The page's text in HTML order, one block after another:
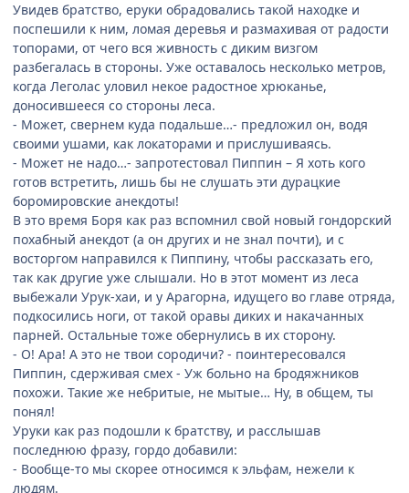
Увидев братство, eруки обрадовались такой находке и
поспешили к ним, ломая деревья и размахивая от радости
топорами, от чего вся живность с диким визгом
разбегалась в стороны. Уже оставалось несколько метров,
когда Леголас уловил некое радостное хрюканье,
доносившееся со стороны леса.
- Может, свернем куда подальше…- предложил он, водя
своими ушами, как локаторами и прислушиваясь.
- Может не надо…- запротестовал Пиппин – Я хоть кого
готов встретить, лишь бы не слушать эти дурацкие
боромировские анекдоты!
В это время Боря как раз вспомнил свой новый гондорский
похабный анекдот (а он других и не знал почти), и с
восторгом направился к Пиппину, чтобы рассказать его,
так как другие уже слышали. Но в этот момент из леса
выбежали Урук-хаи, и у Арагорна, идущего во главе отряда,
подкосились ноги, от такой оравы диких и накачанных
парней. Остальные тоже обернулись в их сторону.
- О! Ара! А это не твои сородичи? - поинтересовался
Пиппин, сдерживая смех - Уж больно на бродяжников
похожи. Такие же небритые, не мытые… Ну, в общем, ты
понял!
Уруки как раз подошли к братству, и расслышав
последнюю фразу, гордо добавили:
- Вообще-то мы скорее относимся к эльфам, нежели к
людям.